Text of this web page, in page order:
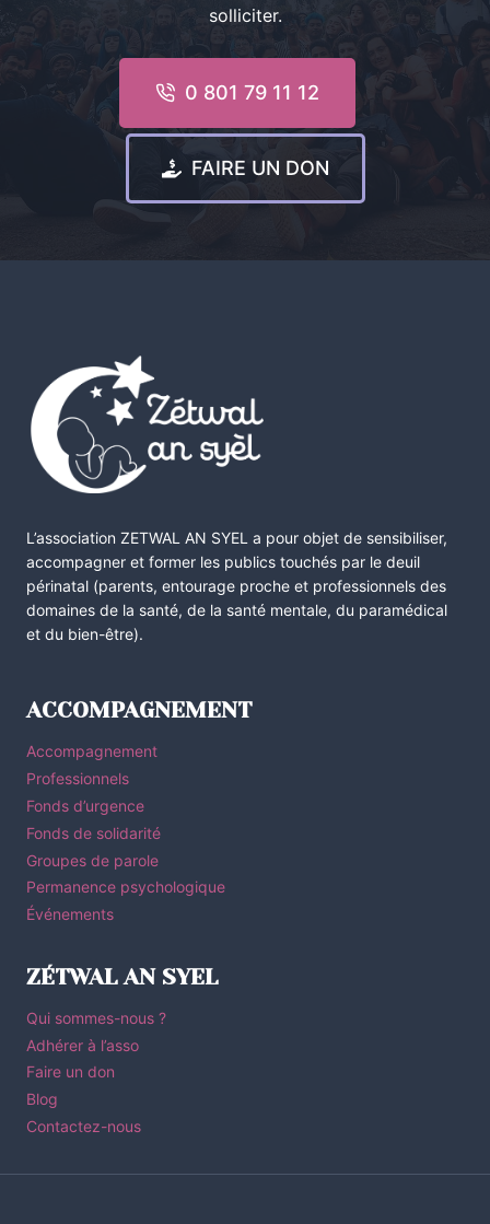
solliciter.
0 801 79 11 12
FAIRE UN DON
L’association ZETWAL AN SYEL a pour objet de sensibiliser,
accompagner et former les publics touchés par le deuil
périnatal (parents, entourage proche et professionnels des
domaines de la santé, de la santé mentale, du paramédical
et du bien-être).
ACCOMPAGNEMENT
Accompagnement
Professionnels
Fonds d’urgence
Fonds de solidarité
Groupes de parole
Permanence psychologique
Événements
ZÉTWAL AN SYEL
Qui sommes-nous ?
Adhérer à l’asso
Faire un don
Blog
Contactez-nous